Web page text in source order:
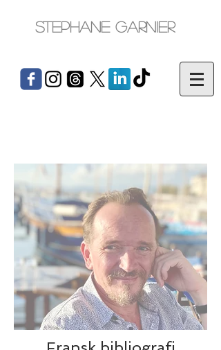
Stephane Garnier